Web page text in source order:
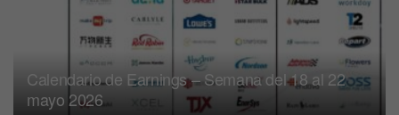
Calendario de Earnings – Semana del 18 al 22
mayo 2026